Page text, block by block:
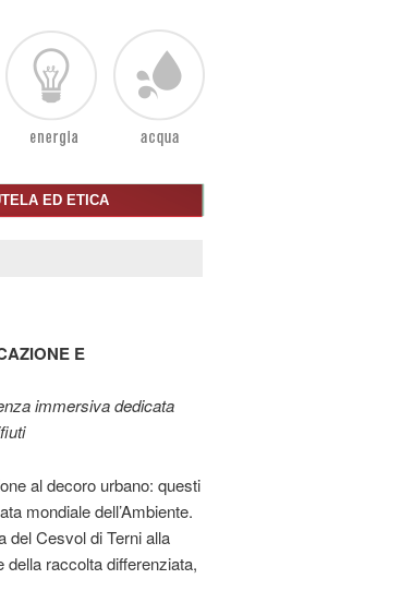
ED ETICA
E
immersiva dedicata
al decoro urbano: questi
mondiale dell’Ambiente.
del Cesvol di Terni alla
raccolta differenziata,